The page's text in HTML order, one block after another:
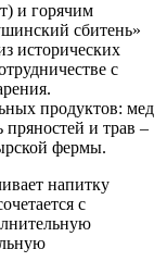
и горячим
сбитень»
исторических
с
продуктов: мед
пряностей и трав –
фермы.
напитку
с